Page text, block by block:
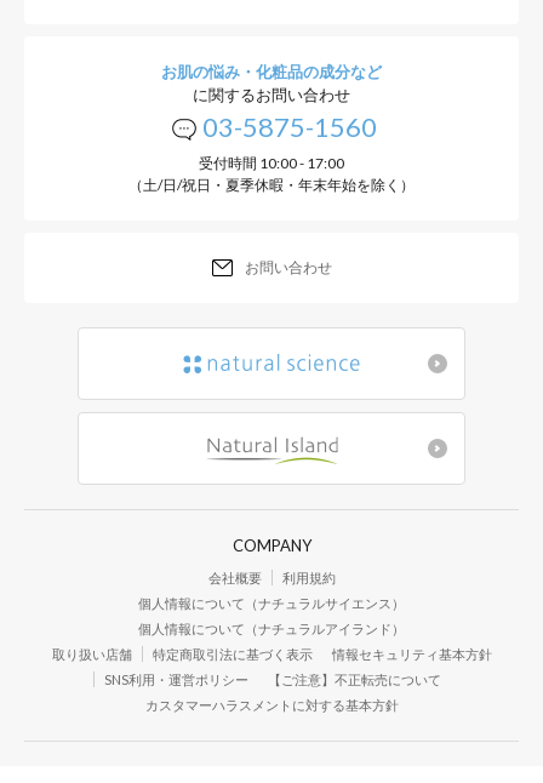
お肌の悩み・化粧品の成分など
に関するお問い合わせ
03-5875-1560
受付時間 10:00 - 17:00
（土/日/祝日・夏季休暇・年末年始を除く）
お問い合わせ
COMPANY
会社概要
利用規約
個人情報について（ナチュラルサイエンス）
個人情報について（ナチュラルアイランド）
取り扱い店舗
特定商取引法に基づく表示
情報セキュリティ基本方針
SNS利用・運営ポリシー
【ご注意】不正転売について
カスタマーハラスメントに対する基本方針